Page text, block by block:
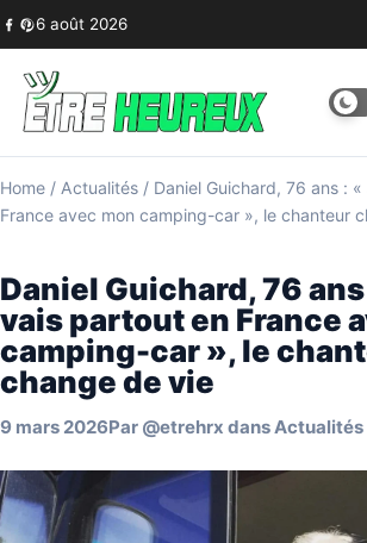
Skip to content
6 août 2026
Home / Actualités / Daniel Guichard, 76 ans :
France avec mon camping-car », le chanteur
Daniel Guichard, 76 ans
vais partout en France
camping-car », le
change de vie
9 mars 2026Par @etrehrx dansActualités